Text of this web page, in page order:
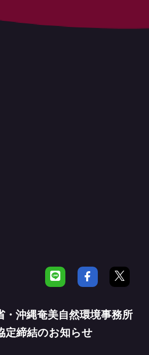
沖縄奄美自然環境事務所
定締結のお知らせ